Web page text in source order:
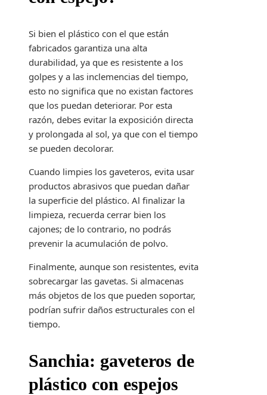
Si bien el plástico con el que están
fabricados garantiza una alta
durabilidad, ya que es resistente a los
golpes y a las inclemencias del tiempo,
esto no significa que no existan factores
que los puedan deteriorar. Por esta
razón, debes evitar la exposición directa
y prolongada al sol, ya que con el tiempo
se pueden decolorar.
Cuando limpies los gaveteros, evita usar
productos abrasivos que puedan dañar
la superficie del plástico. Al finalizar la
limpieza, recuerda cerrar bien los
cajones; de lo contrario, no podrás
prevenir la acumulación de polvo.
Finalmente, aunque son resistentes, evita
sobrecargar las gavetas. Si almacenas
más objetos de los que pueden soportar,
podrían sufrir daños estructurales con el
tiempo.
Sanchia: gaveteros de
plástico con espejos